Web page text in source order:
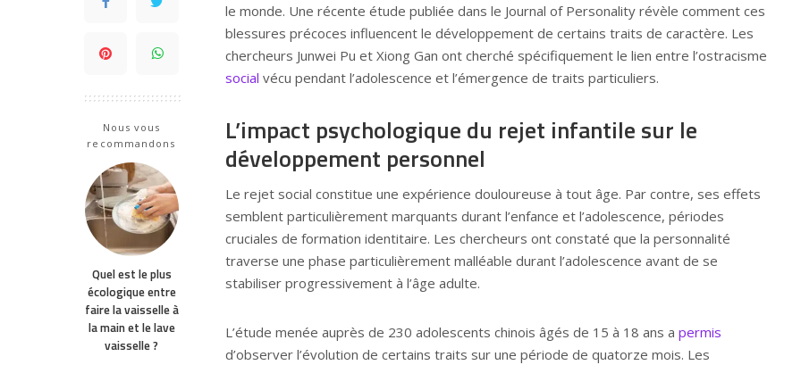
Nous vous
recommandons
Quel est le plus
écologique entre
faire la vaisselle à
la main et le lave
vaisselle ?
le monde. Une récente étude publiée dans le Journal of Personality révèle comment ces
blessures précoces influencent le développement de certains traits de caractère. Les
chercheurs Junwei Pu et Xiong Gan ont cherché spécifiquement le lien entre l’ostracisme
social vécu pendant l’adolescence et l’émergence de traits particuliers.
L’impact psychologique du rejet infantile sur le
développement personnel
Le rejet social constitue une expérience douloureuse à tout âge. Par contre, ses effets
semblent particulièrement marquants durant l’enfance et l’adolescence, périodes
cruciales de formation identitaire. Les chercheurs ont constaté que la personnalité
traverse une phase particulièrement malléable durant l’adolescence avant de se
stabiliser progressivement à l’âge adulte.
L’étude menée auprès de 230 adolescents chinois âgés de 15 à 18 ans a permis
d’observer l’évolution de certains traits sur une période de quatorze mois. Les